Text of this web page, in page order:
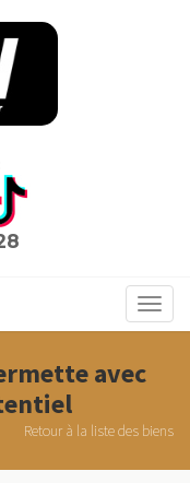
avec
Retour à la liste des biens